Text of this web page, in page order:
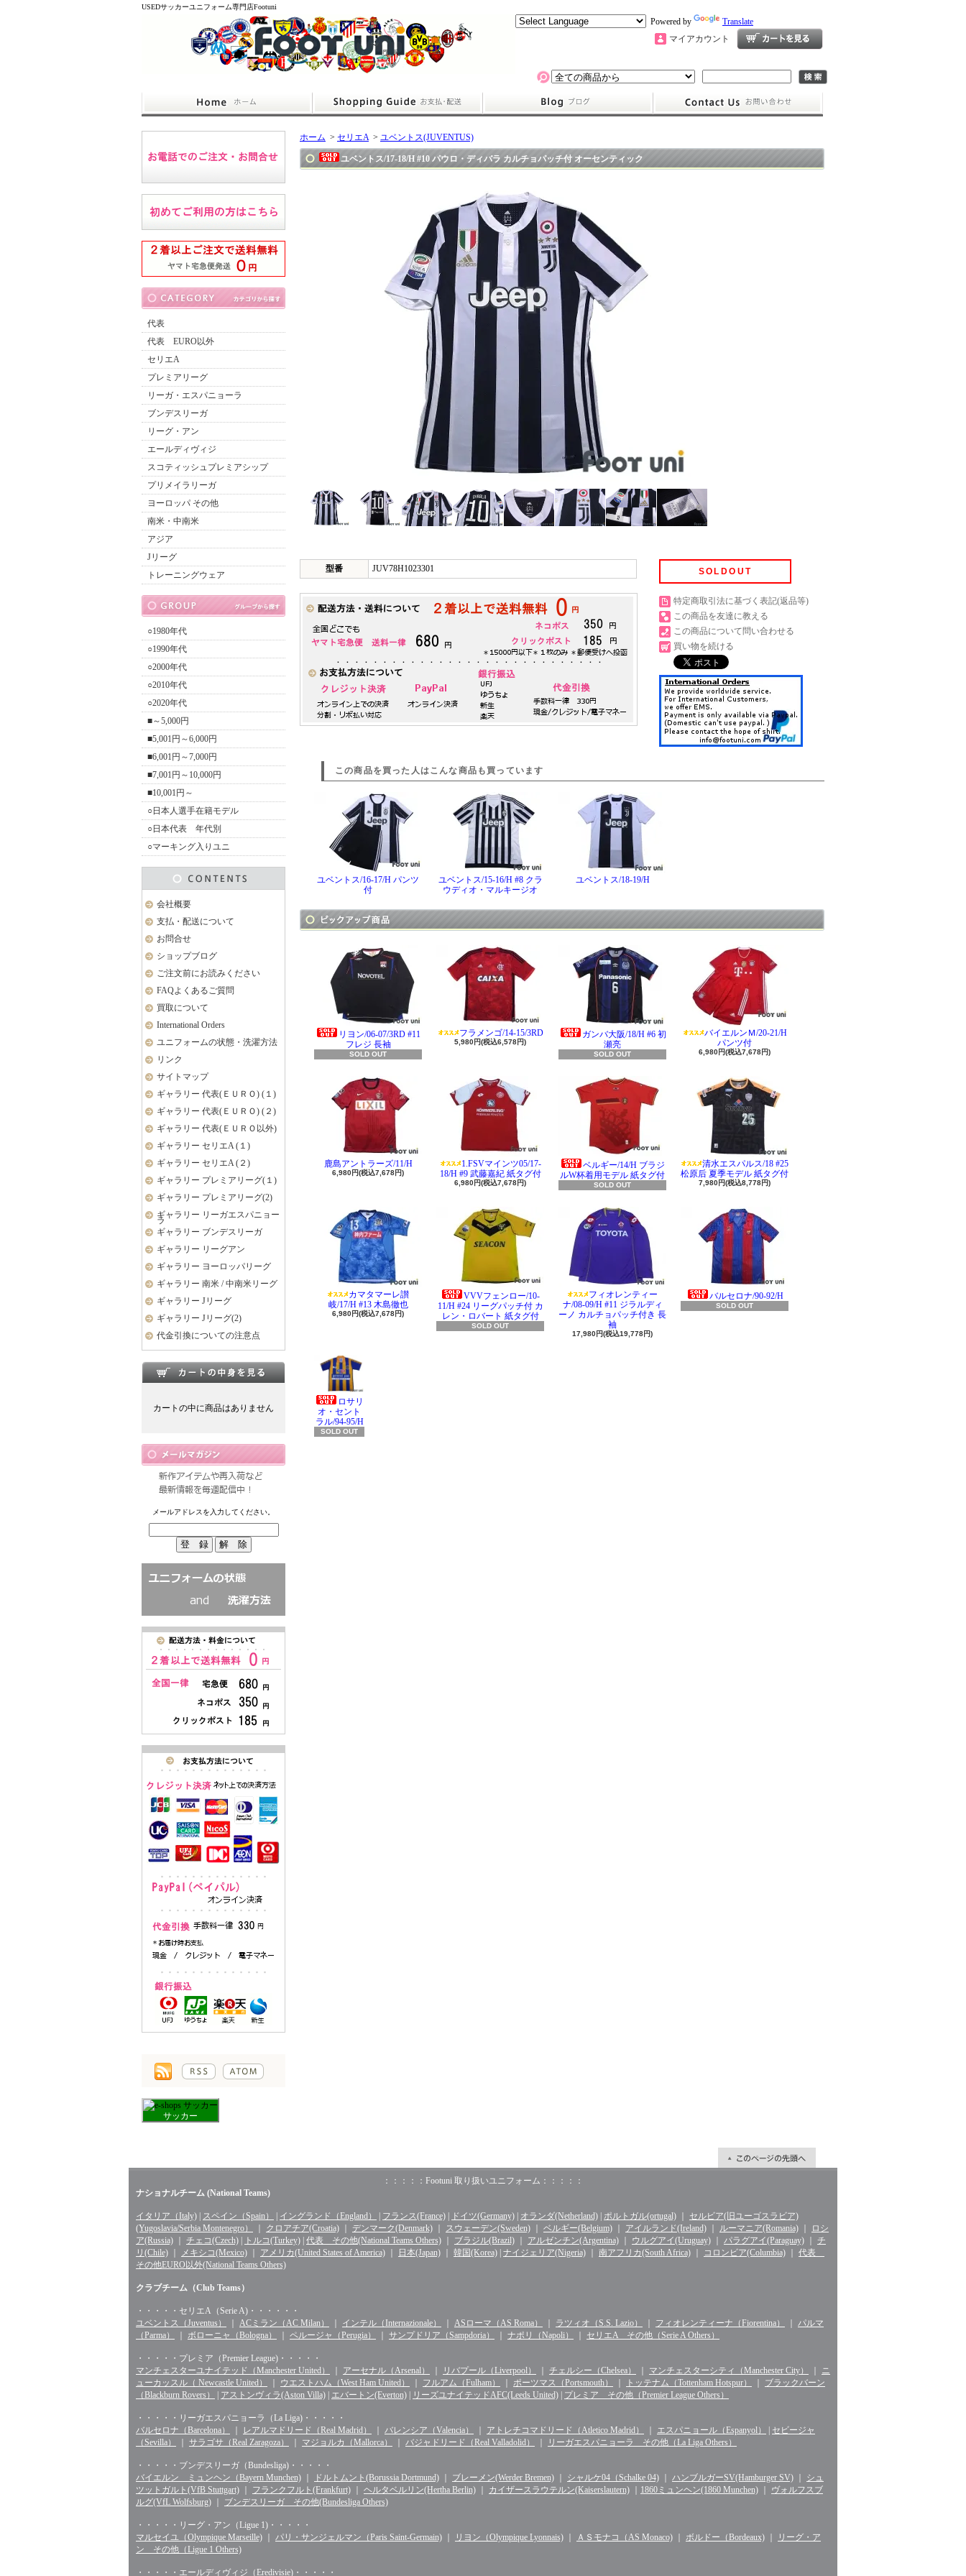
USEDサッカーユニフォーム専門店Footuni
Powered by
Translate
マイアカウント
代表
代表 EURO以外
セリエA
プレミアリーグ
リーガ・エスパニョーラ
ブンデスリーガ
リーグ・アン
エールディヴィジ
スコティッシュプレミアシップ
プリメイラリーガ
ヨーロッパ その他
南米・中南米
アジア
Jリーグ
トレーニングウェア
○1980年代
○1990年代
○2000年代
○2010年代
○2020年代
■～5,000円
■5,001円～6,000円
■6,001円～7,000円
■7,001円～10,000円
■10,001円～
○日本人選手在籍モデル
○日本代表 年代別
○マーキング入りユニ
会社概要
支払・配送について
お問合せ
ショップブログ
ご注文前にお読みください
FAQよくあるご質問
買取について
International Orders
ユニフォームの状態・洗濯方法
リンク
サイトマップ
ギャラリー 代表(ＥＵＲＯ) (１)
ギャラリー 代表(ＥＵＲＯ) (２)
ギャラリー 代表(ＥＵＲＯ以外)
ギャラリー セリエA (１)
ギャラリー セリエA (２)
ギャラリー プレミアリーグ(１)
ギャラリー プレミアリーグ(2)
ギャラリー リーガエスパニョー
ラ
ギャラリー ブンデスリーガ
ギャラリー リーグアン
ギャラリー ヨーロッパリーグ
ギャラリー 南米 / 中南米リーグ
ギャラリー Jリーグ
ギャラリー Jリーグ(2)
代金引換についての注意点
カートの中に商品はありません
メールアドレスを入力してください。
サッカー
ホーム > セリエA > ユベントス(JUVENTUS)
ユベントス/17-18/H #10 パウロ・ディバラ カルチョパッチ付 オーセンティック
型番 JUV78H1023301 SOLDOUT
特定商取引法に基づく表記(返品等)
この商品を友達に教える
この商品について問い合わせる
買い物を続ける
この商品を買った人はこんな商品も買っています
ユベントス/16-17/H パンツ
付
ユベントス/15-16/H #8 クラ
ウディオ・マルキージオ
ユベントス/18-19/H
リヨン/06-07/3RD #11
フレジ 長袖
SOLD OUT
フラメンゴ/14-15/3RD
5,980円(税込6,578円)
ガンバ大阪/18/H #6 初
瀬亮
SOLD OUT
バイエルンＭ/20-21/H
パンツ付
6,980円(税込7,678円)
鹿島アントラーズ/11/H
6,980円(税込7,678円)
1.FSVマインツ05/17-
18/H #9 武藤嘉紀 紙タグ付
6,980円(税込7,678円)
ベルギー/14/H ブラジ
ルW杯着用モデル 紙タグ付
SOLD OUT
清水エスパルス/18 #25
松原后 夏季モデル 紙タグ付
7,980円(税込8,778円)
カマタマーレ讃
岐/17/H #13 木島徹也
6,980円(税込7,678円)
VVVフェンロー/10-
11/H #24 リーグパッチ付 カ
レン・ロバート 紙タグ付
SOLD OUT
フィオレンティー
ナ/08-09/H #11 ジラルディ
ーノ カルチョパッチ付き 長
袖
17,980円(税込19,778円)
バルセロナ/90-92/H
SOLD OUT
ロサリ
オ・セント
ラル/94-95/H
SOLD OUT
：：：：：Footuni 取り扱いユニフォーム：：：：：
ナショナルチーム (National Teams)
イタリア（Italy) スペイン（Spain） イングランド（England） フランス(France) ドイツ(Germany) オランダ(Netherland) ポルトガル(ortugal)
セルビア(旧ユーゴスラビア)
(Yugoslavia/Serbia Montenegro）
クロアチア(Croatia) デンマーク(Denmark) スウェーデン(Sweden) ベルギー(Belgium) アイルランド(Ireland) ルーマニア(Romania)
ロシ
ア(Russia)
チェコ(Czech) トルコ(Turkey) 代表 その他(National Teams Others) ブラジル(Brazil) アルゼンチン(Argentina) ウルグアイ(Uruguay) パラグアイ(Paraguay)
チ
リ(Chile)
メキシコ(Mexico) アメリカ(United States of America) 日本(Japan) 韓国(Korea) ナイジェリア(Nigeria) 南アフリカ(South Africa) コロンビア(Columbia)
代表
その他EURO以外(National Teams Others)
クラブチーム（Club Teams）
・・・・・セリエA（Serie A)・・・・・・
ユベントス（Juventus）
ACミラン（AC Milan） インテル（Internazionale） ASローマ（AS Roma） ラツィオ（S.S. Lazio） フィオレンティーナ（Fiorentina）
パルマ
（Parma）
ボローニャ（Bologna） ペルージャ（Perugia） サンプドリア（Sampdoria） ナポリ（Napoli） セリエA その他（Serie A Others）
・・・・・プレミア（Premier League)・・・・・
マンチェスターユナイテッド（Manchester United）
アーセナル（Arsenal） リバプール（Liverpool） チェルシー（Chelsea） マンチェスターシティ（Manchester City）
ニ
ューカッスル（ Newcastle United）
ウエストハム（West Ham United） フルアム（Fulham） ポーツマス（Portsmouth） トッテナム（Tottenham Hotspur）
ブラックバーン
（Blackburn Rovers）
アストンヴィラ(Aston Villa) エバートン(Everton) リーズユナイテッドAFC(Leeds United) プレミア その他（Premier League Others）
・・・・・リーガエスパニョーラ（La Liga)・・・・・
バルセロナ（Barcelona）
レアルマドリード（Real Madrid） バレンシア（Valencia） アトレチコマドリード（Atletico Madrid） エスパニョール（Espanyol）
セビージャ
（Sevilla）
サラゴサ（Real Zaragoza） マジョルカ（Mallorca） バジャドリード（Real Valladolid） リーガエスパニョーラ その他（La Liga Others）
・・・・・ブンデスリーガ（Bundesliga)・・・・・
バイエルン ミュンヘン（Bayern Munchen)
ドルトムント(Borussia Dortmund) ブレーメン(Werder Bremen) シャルケ04（Schalke 04) ハンブルガーSV(Hamburger SV)
シュ
ツットガルト(VfB Stuttgart)
フランクフルト(Frankfurt) ヘルタベルリン(Hertha Berlin) カイザースラウテルン(Kaiserslautern) 1860ミュンヘン(1860 Munchen)
ヴォルフスブ
ルグ(VfL Wolfsburg)
ブンデスリーガ その他(Bundesliga Others)
・・・・・リーグ・アン（Ligue 1)・・・・・
マルセイユ（Olympique Marseille)
パリ・サンジェルマン（Paris Saint-Germain) リヨン（Olympique Lyonnais) ＡＳモナコ（AS Monaco) ボルドー（Bordeaux)
リーグ・ア
ン その他（Ligue 1 Others)
・・・・・エールディヴィジ（Eredivisie)・・・・・